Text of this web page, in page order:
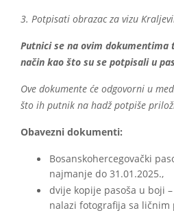
3. Potpisati obrazac za vizu
Putnici se na ovim
način kao što su se potpisali u
Ove dokumente će odgovorni u
što ih putnik na hadž potpiše
Obavezni dokumenti:
Bosanskohercegovački
najmanje do 31.01.2025.,
dvije kopije pasoša u boji
nalazi fotografija sa ličnim